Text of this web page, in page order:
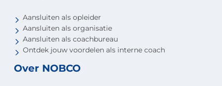
Aansluiten als opleider
Aansluiten als organisatie
Aansluiten als coachbureau
Ontdek jouw voordelen als interne coach
Over NOBCO